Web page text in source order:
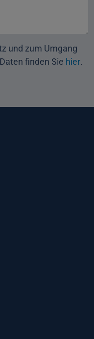
und zum Umgang
finden Sie hier.